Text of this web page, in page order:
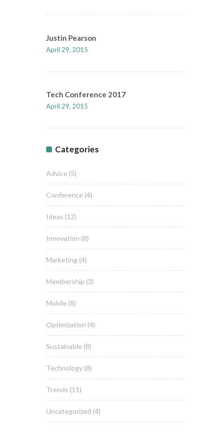
Justin Pearson
April 29, 2015
Tech Conference 2017
April 29, 2015
Categories
Advice (5)
Conference (4)
Ideas (12)
Innovation (8)
Marketing (4)
Membership (3)
Mobile (8)
Optimization (4)
Sustainable (8)
Technology (8)
Trends (11)
Uncategorized (4)